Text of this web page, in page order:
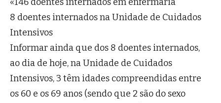
8 doentes internados na Unidade de Cuidados
Intensivos
Informar ainda que dos 8 doentes internados,
ao dia de hoje, na Unidade de Cuidados
Intensivos, 3 têm idades compreendidas entre
os 60 e os 69 anos (sendo que 2 são do sexo